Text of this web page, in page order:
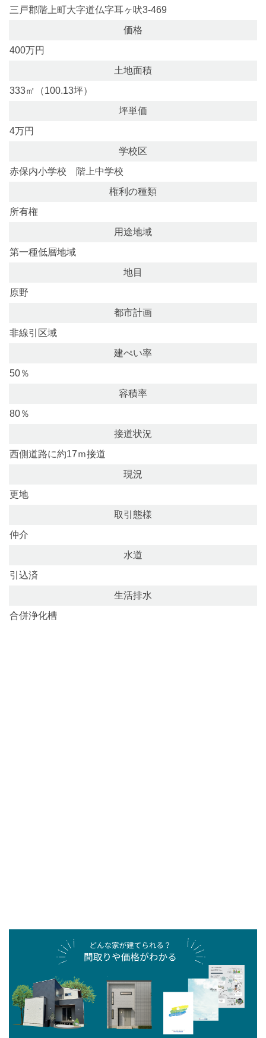
三戸郡階上町大字道仏字耳ヶ吠3-469
価格
400万円
土地面積
333㎡（100.13坪）
坪単価
4万円
学校区
赤保内小学校 階上中学校
権利の種類
所有権
用途地域
第一種低層地域
地目
原野
都市計画
非線引区域
建ぺい率
50％
容積率
80％
接道状況
西側道路に約17ｍ接道
現況
更地
取引態様
仲介
水道
引込済
生活排水
合併浄化槽